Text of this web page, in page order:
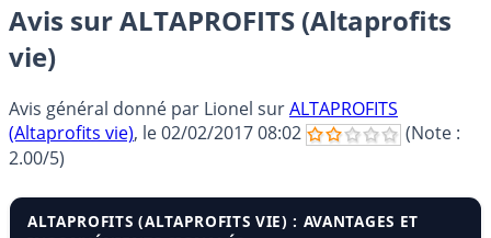
Avis sur ALTAPROFITS (Altaprofits
vie)
Avis général donné par Lionel surALTAPROFITS
(Altaprofits vie), le02/02/2017 08:02
(Note :
2.00/5)
ALTAPROFITS (ALTAPROFITS VIE) : AVANTAGES ET